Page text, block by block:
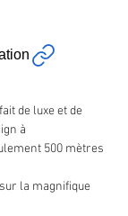
de luxe et de
à
500 mètres
la magnifique